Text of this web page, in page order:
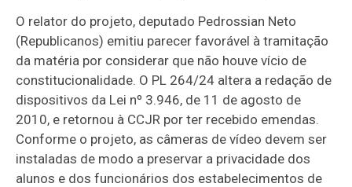
O relator do projeto, deputado Pedrossian Neto
(Republicanos) emitiu parecer favorável à tramitação
da matéria por considerar que não houve vício de
constitucionalidade. O PL 264/24 altera a redação de
dispositivos da Lei nº 3.946, de 11 de agosto de
2010, e retornou à CCJR por ter recebido emendas.
Conforme o projeto, as câmeras de vídeo devem ser
instaladas de modo a preservar a privacidade dos
alunos e dos funcionários dos estabelecimentos de